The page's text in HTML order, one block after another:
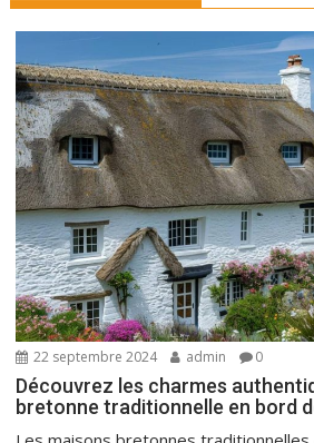
22 septembre 2024 admin 0
Découvrez les charmes
bretonne traditionnelle en bord